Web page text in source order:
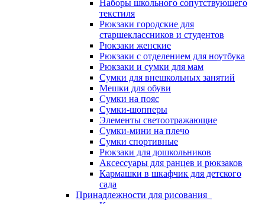
Наборы школьного сопутствующего
текстиля
Рюкзаки городские для
старшеклассников и студентов
Рюкзаки женские
Рюкзаки с отделением для ноутбука
Рюкзаки и сумки для мам
Сумки для внешкольных занятий
Мешки для обуви
Сумки на пояс
Сумки-шопперы
Элементы светоотражающие
Сумки-мини на плечо
Сумки спортивные
Рюкзаки для дошкольников
Аксессуары для ранцев и рюкзаков
Кармашки в шкафчик для детского
сада
Принадлежности для рисования